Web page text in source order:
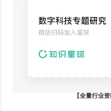
【全量行业